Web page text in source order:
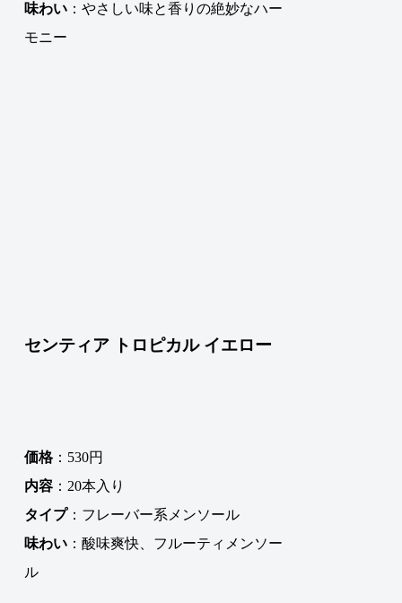
味わい ：やさしい味と香りの絶妙なハー
モニー
センティア トロピカル イエロー
価格：530円
内容 ：20本入り
タイプ：フレーバー系メンソール
味わい ：酸味爽快、フルーティメンソー
ル